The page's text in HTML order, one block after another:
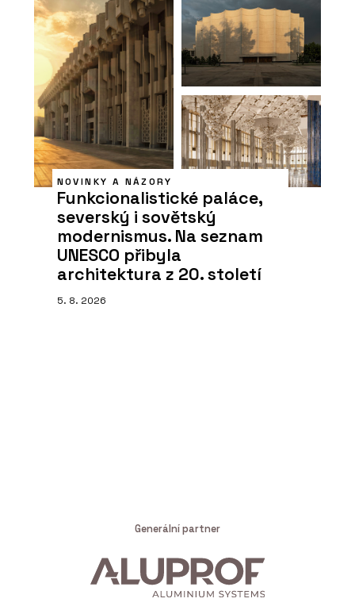
NOVINKY A NÁZORY
Funkcionalistické paláce,
severský i sovětský
modernismus. Na seznam
UNESCO přibyla
architektura z 20. století
5. 8. 2026
Generální partner